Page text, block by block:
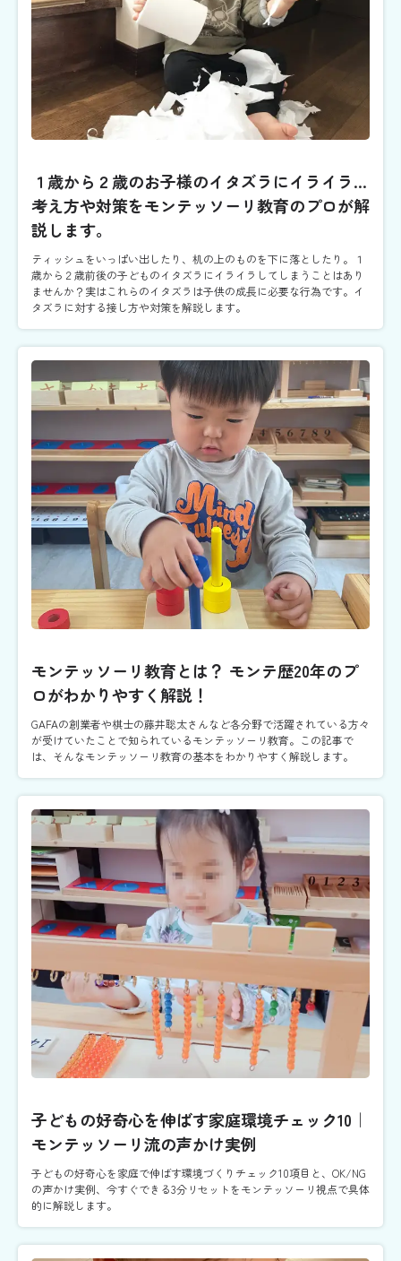
１歳から２歳のお子様のイタズラにイライラ...
考え方や対策をモンテッソーリ教育のプロが解
説します。
ティッシュをいっぱい出したり、机の上のものを下に落としたり。１
歳から２歳前後の子どものイタズラにイライラしてしまうことはあり
ませんか？実はこれらのイタズラは子供の成長に必要な行為です。イ
タズラに対する接し方や対策を解説します。
モンテッソーリ教育とは？ モンテ歴20年のプ
ロがわかりやすく解説！
GAFAの創業者や棋士の藤井聡太さんなど各分野で活躍されている方々
が受けていたことで知られているモンテッソーリ教育。この記事で
は、そんなモンテッソーリ教育の基本をわかりやすく解説します。
子どもの好奇心を伸ばす家庭環境チェック10｜
モンテッソーリ流の声かけ実例
子どもの好奇心を家庭で伸ばす環境づくりチェック10項目と、OK/NG
の声かけ実例、今すぐできる3分リセットをモンテッソーリ視点で具体
的に解説します。